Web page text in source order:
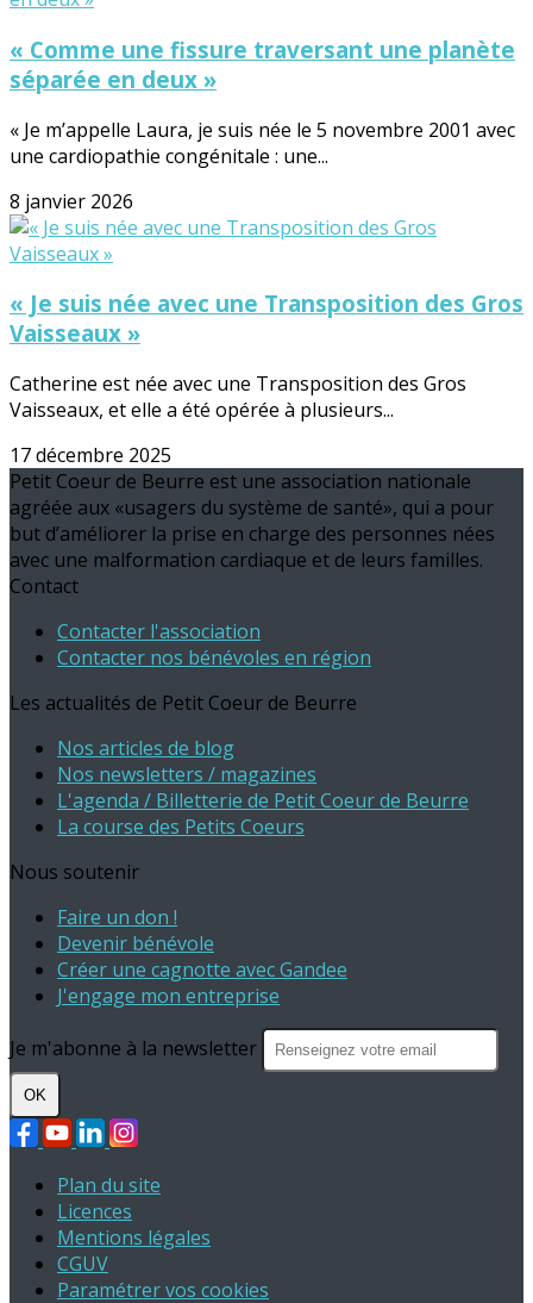
« Comme une fissure traversant une planète
séparée en deux »
« Je m’appelle Laura, je suis née le 5 novembre 2001 avec
une cardiopathie congénitale : une...
8 janvier 2026
« Je suis née avec une Transposition des Gros
Vaisseaux »
Catherine est née avec une Transposition des Gros
Vaisseaux, et elle a été opérée à plusieurs...
17 décembre 2025
Petit Coeur de Beurre est une association nationale
agréée aux «usagers du système de santé», qui a pour
but d’améliorer la prise en charge des personnes nées
avec une malformation cardiaque et de leurs familles.
Contact
Contacter l'association
Contacter nos bénévoles en région
Les actualités de Petit Coeur de Beurre
Nos articles de blog
Nos newsletters / magazines
L'agenda / Billetterie de Petit Coeur de Beurre
La course des Petits Coeurs
Nous soutenir
Faire un don !
Devenir bénévole
Créer une cagnotte avec Gandee
J'engage mon entreprise
Je m'abonne à la newsletter
OK
Plan du site
Licences
Mentions légales
CGUV
Paramétrer vos cookies